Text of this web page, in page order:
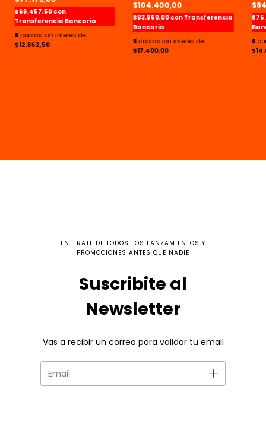
$69.457,50con
Transferencia Bancaria
6
$12.862,50
$104.400,00
$93.960,00conTransferencia
Bancaria
6
$17.400,00
6
ENTERATE DE TODOS LOS LANZAMIENTOS Y
PROMOCIONES ANTES QUE NADIE
Suscribite al
Newsletter
Vas a recibir un correo para validar tu email